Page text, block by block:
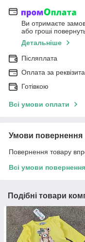
Ви отримаєте
або гроші
Детальніше
Післяплата
Оплата за
Готівкою
Всі умови оплати
Умови повернення
Повернення товару
Всі умови повернення
Подібні товари